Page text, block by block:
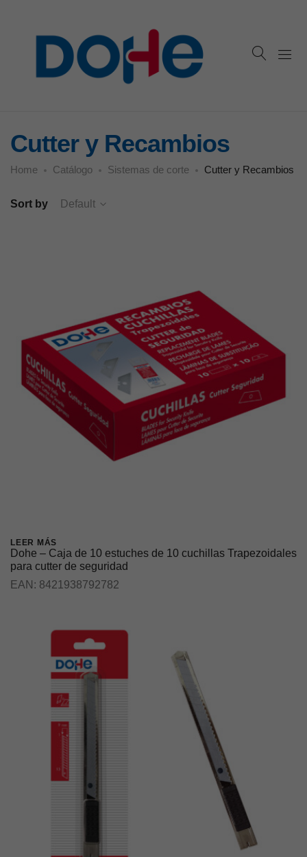
Cutter y Recambios
Home Catálogo Sistemas de corte Cutter y Recambios
Sort by Default
LEER MÁS
Dohe – Caja de 10 estuches de 10 cuchillas Trapezoidales
para cutter de seguridad
EAN: 8421938792782